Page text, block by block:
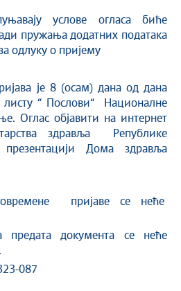
услове огласа биће
пружања додатних података
одлуку о пријему
је 8 (осам) дана од дана
листу “ Послови“ Националне
Оглас објавити на интернет
здравља Републике
Дома здравља
пријаве се неће
предата документа се неће
087